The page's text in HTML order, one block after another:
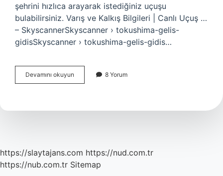
şehrini hızlıca arayarak istediğiniz uçuşu
bulabilirsiniz. Varış ve Kalkış Bilgileri | Canlı Uçuş …
– SkyscannerSkyscanner › tokushima-gelis-
gidisSkyscanner › tokushima-gelis-gidis…
Devamını okuyun
Nedir
8 Yorum
https://slaytajans.com https://nud.com.tr
https://nub.com.tr Sitemap